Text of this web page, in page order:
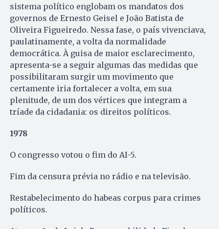
sistema político englobam os mandatos dos
governos de Ernesto Geisel e João Batista de
Oliveira Figueiredo. Nessa fase, o país vivenciava,
paulatinamente, a volta da normalidade
democrática. À guisa de maior esclarecimento,
apresenta-se a seguir algumas das medidas que
possibilitaram surgir um movimento que
certamente iria fortalecer a volta, em sua
plenitude, de um dos vértices que integram a
tríade da cidadania: os direitos políticos.
1978
O congresso votou o fim do AI-5.
Fim da censura prévia no rádio e na televisão.
Restabelecimento do habeas corpus para crimes
políticos.